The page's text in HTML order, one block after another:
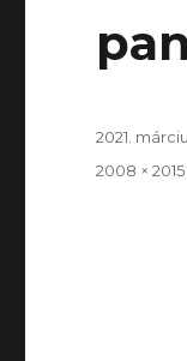
Közzétéve
2021.
Teljes
2008 × 2015